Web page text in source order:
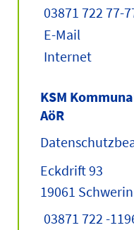
03871 722 77-
E-Mail
Internet
KSM
AöR
Eckdrift 93
19061 Schwerin
03871 722 -